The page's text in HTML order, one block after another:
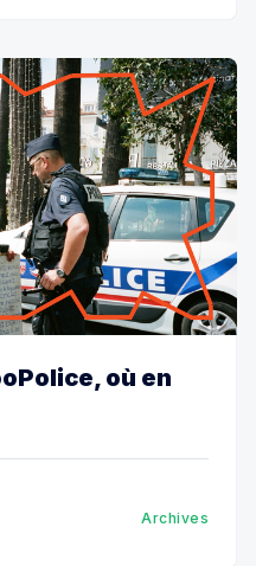
où en
Archives